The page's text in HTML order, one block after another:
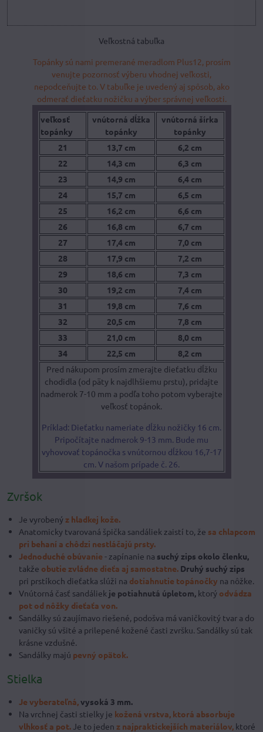
Veľkostná tabuľka
Topánky sú nami premerané meradlom Plus12, prosím
venujte pozornosť výberu vhodnej veľkosti,
nepodceňujte to. V tabuľke je uvedený aj spôsob, ako
odmerať dieťatku nožičku a výber správnej veľkosti.
veľkosť
topánky
vnútorná dĺžka
topánky
vnútorná šírka
topánky
21
13,7 cm
6,2 cm
22
14,3 cm
6,3 cm
23
14,9 cm
6,4 cm
24
15,7 cm
6,5 cm
25
16,2 cm
6,6 cm
26
16,8 cm
6,7 cm
27
17,4 cm
7,0 cm
28
17,9 cm
7,2 cm
29
18,6 cm
7,3 cm
30
19,2 cm
7,4 cm
31
19,8 cm
7,6 cm
32
20,5 cm
7,8 cm
33
21,0 cm
8,0 cm
34
22,5 cm
8,2 cm
Pred nákupom prosím zmerajte dieťatku dĺžku
chodidla (od päty k najdlhšiemu prstu), pridajte
nadmerok 7-10 mm a podľa toho potom vyberajte
veľkosť topánok.
Príklad: Dieťatku nameriate dĺžku nožičky 16 cm.
Pripočítajte nadmerok 9-13 mm. Bude mu
vyhovovať topánočka s vnútornou dĺžkou 16,7-17
cm. V našom prípade č. 26.
Zvršok
Je vyrobený z hladkej kože.
Anatomicky tvarovaná špička sandáliek zaistí to, že sa chlapcom
pri behaní a chôdzi nestláčajú prsty.
Jednoduché obúvanie- zapínanie na suchý zips okolo členku,
takže obutie zvládne dieťa aj samostatne. Druhý suchý zips
pri prstíkoch dieťatka slúži na dotiahnutie topánočky na nôžke.
Vnútorná časť sandáliek je potiahnutá úpletom, ktorý odvádza
pot od nôžky dieťaťa von.
Sandálky sú zaujímavo riešené, podošva má vaničkovitý tvar a do
vaničky sú všité a prilepené kožené časti zvršku. Sandálky sú tak
krásne vzdušné.
Sandálky majú pevný opätok.
Stielka
Je vyberateľná,vysoká 3 mm.
Na vrchnej časti stielky je kožená vrstva, ktorá absorbuje
vlhkosť a pot. Je to jeden z najpraktickejších materiálov, ktoré